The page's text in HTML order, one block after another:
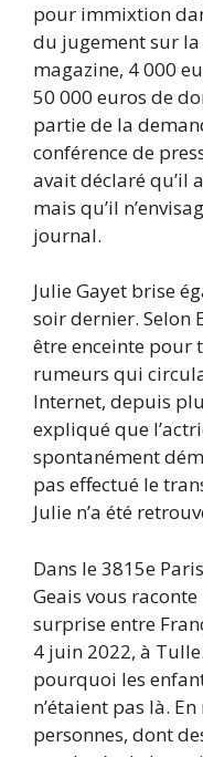
pour immixtion
du jugement sur
magazine, 4 000
50 000 euros de
partie de la
conférence de
avait déclaré qu’il
mais qu’il
journal.
Julie Gayet brise
soir dernier. Selon
être enceinte pour
rumeurs qui
Internet, depuis
expliqué que
spontanément
pas effectué le
Julie n’a été
Dans le 3815e
Geais vous
surprise entre
4 juin 2022, à
pourquoi les
n’étaient pas là.
personnes, dont